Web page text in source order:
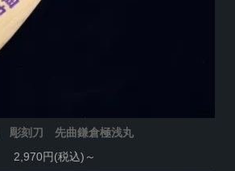
彫刻刀 先曲鎌倉極浅丸
2,970円(税込)～